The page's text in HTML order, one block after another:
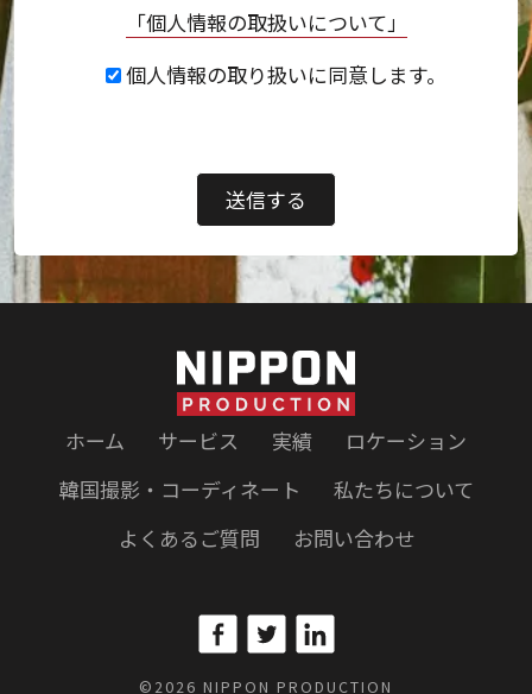
「個人情報の取扱いについて」
個人情報の取り扱いに同意します。
ホーム サービス 実績
ロケーション
韓国撮影・コーディネート
私たちについて
よくあるご質問
お問い合わせ
©2026 NIPPON PRODUCTION